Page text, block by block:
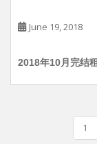
June 19, 2018
2018年10月完结
PAGINATION
1